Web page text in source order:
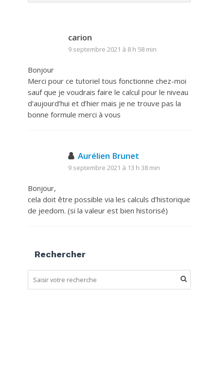
carion
9 septembre 2021 à 8 h 58 min
Bonjour
Merci pour ce tutoriel tous fonctionne chez-moi
sauf que je voudrais faire le calcul pour le niveau
d’aujourd’hui et d’hier mais je ne trouve pas la
bonne formule merci à vous
Aurélien Brunet
9 septembre 2021 à 13 h 38 min
Bonjour,
cela doit être possible via les calculs d’historique
de jeedom. (si la valeur est bien historisé)
Rechercher